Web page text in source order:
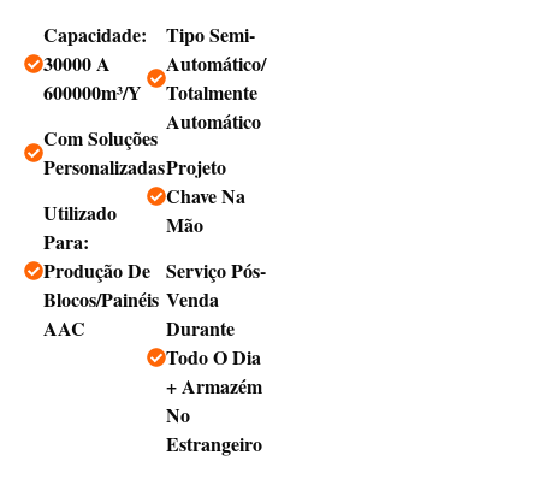
Capacidade:
30000 A
600000m³/Y
Com Soluções
Personalizadas
Utilizado
Para:
Produção De
Blocos/painéis
AAC
Tipo Semi-
Automático/
Totalmente
Automático
Projeto
Chave Na
Mão
Serviço Pós-
Venda
Durante
Todo O Dia
+ Armazém
No
Estrangeiro